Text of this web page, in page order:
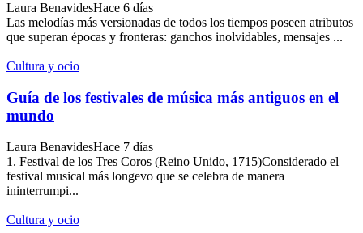
Laura BenavidesHace 6 días
Las melodías más versionadas de todos los tiempos poseen atributos
que superan épocas y fronteras: ganchos inolvidables, mensajes ...
Cultura y ocio
Guía de los festivales de música más antiguos en el
mundo
Laura BenavidesHace 7 días
1. Festival de los Tres Coros (Reino Unido, 1715)Considerado el
festival musical más longevo que se celebra de manera
ininterrumpi...
Cultura y ocio